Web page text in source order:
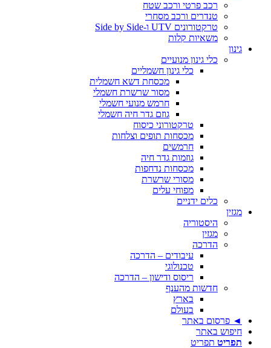
רכב פרטי ורכב שטח
טנדרים ורכב מסחרי
טרקטורונים UTV ו-Side by Side
משאיות קלות
גינון
כלי גינון מנועיים
כלי גינון חשמליים
מכסחת דשא חשמלית
מסור שרשרת חשמלי
חרמש מנועי חשמלי
גוזם גדר חיה חשמלי
טרקטורוני כיסוח
מכסחות תופים וצלחות
חרמשים
גוזמות גדר חיה
מכסחות נדחפות
מסורי שרשרת
מפוחי עלים
כלים ידניים
מגזין
היסטוריה
מגזין
הדרכה
עיבודים – הדרכה
טכנולוגי
ריסוס ודישון – הדרכה
חדשות מהענף
בארץ
בעולם
◄ פרסום באתר
חיפוש באתר
תפריט תפריט